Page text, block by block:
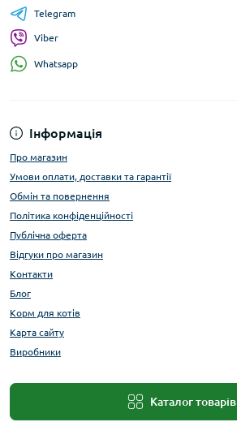
Інформація
Про магазин
Умови оплати, доставки та гарантії
Обмін та повернення
Політика конфіденційності
Публічна оферта
Відгуки про магазин
Контакти
Блог
Корм для котів
Карта сайту
Виробники
Каталог товарів
Telegram
Viber
Whatsapp